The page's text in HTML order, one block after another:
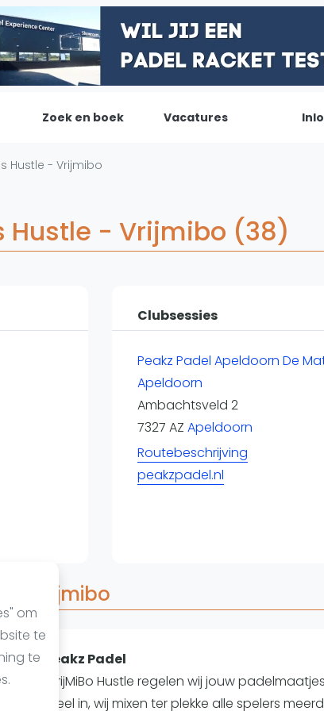
om
te
te
Nieuws
Blog artikelen
Overige
Ranglijsten
Nationale Toernooien
Internationale toernooien
Zoek en boek Vacatures
Hustle - Vrijmibo
Hustle - Vrijmibo (38)
Clubsessies
Peakz Padel Apeldoorn De
Apeldoorn
Ambachtsveld 2
7327 AZ Apeldoorn
Routebeschrijving
peakzpadel.nl
- Vrijmibo
bij Peakz Padel
de VrijMiBo Hustle regelen wij jouw
individueel in, wij mixen ter plekke alle spelers